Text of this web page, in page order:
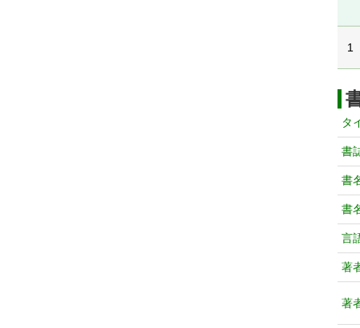
1
タ
書
書
書
言
著
著